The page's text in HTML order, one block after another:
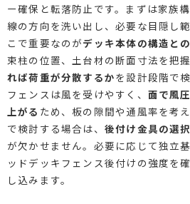
ー確保と転落防止です。まずは家族
線の方向を洗い出し、必要な目隠し
こで重要なのがデッキ本体の構造と
束柱の位置、土台材の断面寸法を把握
れば荷重が分散するかを設計段階で
フェンスは風を受けやすく、 面で風
上がる ため、板の隙間や通風率を考
で検討する場合は、 後付け金具の選択
が欠かせません。必要に応じて独立
ッドデッキフェンス後付けの強度を
し込みます。